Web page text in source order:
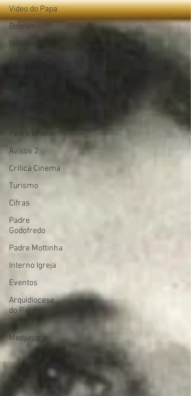
Video do Papa
Boletim
Boletim Kids
Nossa
Padre Bruno
Avisos 2
Crítica Cinema
Turismo
Cifras
Padre
Godofredo
Padre Mottinha
Interno Igreja
Eventos
Arquidiocese
do Rio de
Janeiro
Medjugorje